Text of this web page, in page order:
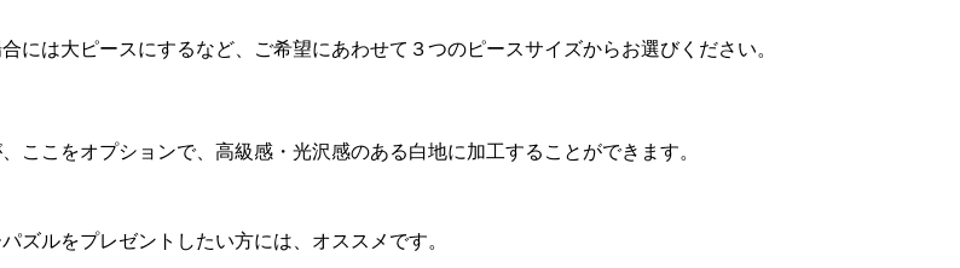
は大ピースにするなど、ご希望にあわせて３つのピースサイズからお選びください。
こをオプションで、高級感・光沢感のある白地に加工することができます。
ズルをプレゼントしたい方には、オススメです。